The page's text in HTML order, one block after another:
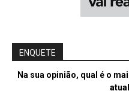
ENQUETE
Na sua opinião, qual é o